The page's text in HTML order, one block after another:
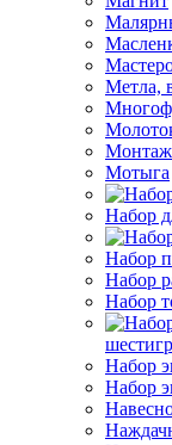
Метла,
Мотыга
Набор
Набор
Набор
Набор
Набор
Набор